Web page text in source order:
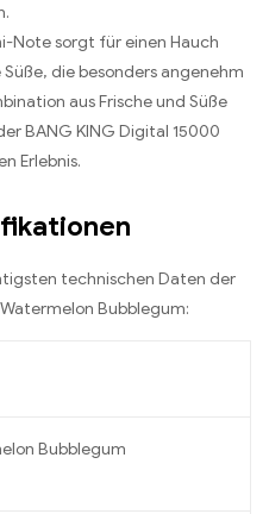
Note sorgt für einen Hauch
die besonders angenehm
aus Frische und Süße
BANG KING Digital 15000
Erlebnis.
technischen Daten der
Watermelon Bubblegum:
Bubblegum